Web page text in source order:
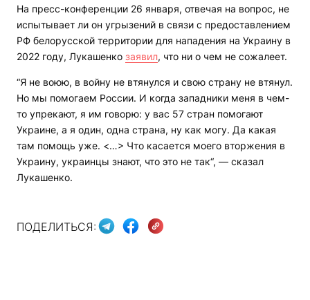
На пресс-конференции 26 января, отвечая на вопрос, не
испытывает ли он угрызений в связи с предоставлением
РФ белорусской территории для нападения на Украину в
2022 году, Лукашенко заявил, что ни о чем не сожалеет.
“Я не воюю, в войну не втянулся и свою страну не втянул.
Но мы помогаем России. И когда западники меня в чем-
то упрекают, я им говорю: у вас 57 стран помогают
Украине, а я один, одна страна, ну как могу. Да какая
там помощь уже. <…> Что касается моего вторжения в
Украину, украинцы знают, что это не так“, — сказал
Лукашенко.
ПОДЕЛИТЬСЯ: